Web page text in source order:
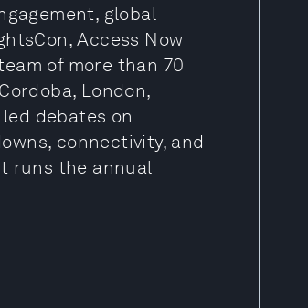
global
Access Now
of more than 70
London,
led debates on
connectivity, and
runs the annual